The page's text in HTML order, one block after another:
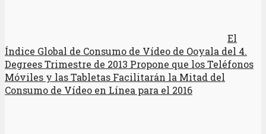
El
Índice Global de Consumo de Vídeo de Ooyala del 4.
Degrees Trimestre de 2013 Propone que los Teléfonos
Móviles y las Tabletas Facilitarán la Mitad del
Consumo de Vídeo en Línea para el 2016